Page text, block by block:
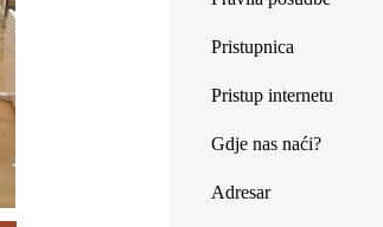
Pristupnica
Pristup internetu
Gdje nas naći?
Adresar